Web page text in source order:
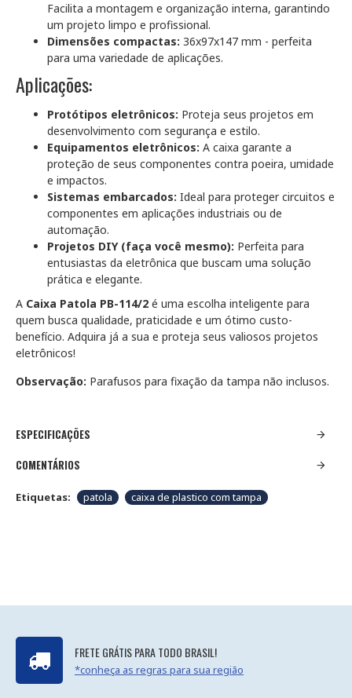
Facilita a montagem e organização interna, garantindo
um projeto limpo e profissional.
Dimensões compactas: 36x97x147 mm - perfeita
para uma variedade de aplicações.
Aplicações:
Protótipos eletrônicos: Proteja seus projetos em
desenvolvimento com segurança e estilo.
Equipamentos eletrônicos: A caixa garante a
proteção de seus componentes contra poeira, umidade
e impactos.
Sistemas embarcados: Ideal para proteger circuitos e
componentes em aplicações industriais ou de
automação.
Projetos DIY (faça você mesmo): Perfeita para
entusiastas da eletrônica que buscam uma solução
prática e elegante.
A Caixa Patola PB-114/2 é uma escolha inteligente para
quem busca qualidade, praticidade e um ótimo custo-
benefício. Adquira já a sua e proteja seus valiosos projetos
eletrônicos!
Observação: Parafusos para fixação da tampa não inclusos.
ESPECIFICAÇÕES
COMENTÁRIOS
Etiquetas: patola caixa de plastico com tampa
FRETE GRÁTIS PARA TODO BRASIL!
*conheça as regras para sua região